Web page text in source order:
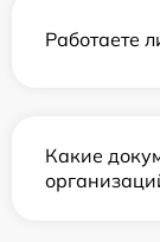
Работаете
Какие